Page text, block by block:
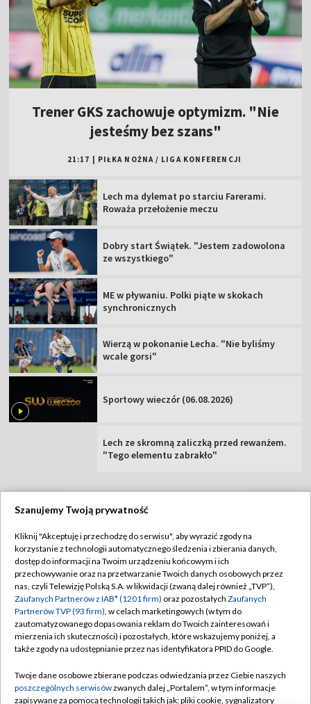
Trener GKS zachowuje optymizm. "Nie
jesteśmy bez szans"
21:17 PIŁKA NOŻNA / LIGA KONFERENCJI
Lech ma dylemat po starciu Farerami.
Roważa przełożenie meczu
Dobry start Świątek. "Jestem zadowolona
ze wszystkiego"
ME w pływaniu. Polki piąte w skokach
synchronicznych
Wierzą w pokonanie Lecha. "Nie byliśmy
wcale gorsi"
Sportowy wieczór (06.08.2026)
Lech ze skromną zaliczką przed rewanżem.
"Tego elementu zabrakło"
Abonament TVP
Sklep TVP
Biuro Reklamy
Oferta Handlowa
Telegazeta ogłoszenia
Rada Programowa
Regulamin TVP
Polityka prywatności
Moje zgody
Biuro reklamy
Kontakt
Kanały
Szanujemy Twoją prywatność
Kliknij "Akceptuję i przechodzę do serwisu", aby wyrazić zgody na
korzystanie z technologii automatycznego śledzenia i zbierania danych,
dostęp do informacji na Twoim urządzeniu końcowym i ich
przechowywanie oraz na przetwarzanie Twoich danych osobowych przez
nas, czyli Telewizję Polską S.A. w likwidacji (zwaną dalej również „TVP”),
Zaufanych Partnerów z IAB* (1201 firm) oraz pozostałych Zaufanych
Partnerów TVP (93 firm), w celach marketingowych (w tym do
zautomatyzowanego dopasowania reklam do Twoich zainteresowań i
mierzenia ich skuteczności) i pozostałych, które wskazujemy poniżej, a
także zgody na udostępnianie przez nas identyfikatora PPID do Google.
Twoje dane osobowe zbierane podczas odwiedzania przez Ciebie naszych
poszczególnych serwisówzwanych dalej „Portalem”, w tym informacje
zapisywane za pomocą technologii takich jak: pliki cookie, sygnalizatory